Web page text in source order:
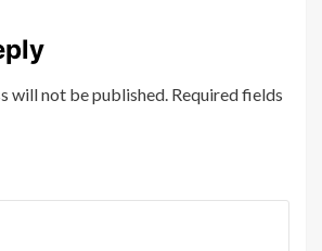
will not be published. Required fields